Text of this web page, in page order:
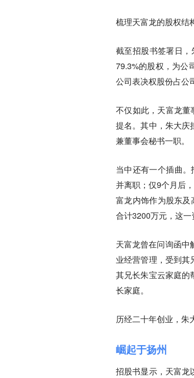
梳理天富龙的股权结
截至招股书签署日
79.3%的股权，为公
公司表决权股份占公
不仅如此，天富龙
提名。其中，朱大庆
兼董事会秘书一职。
当中还有一个插曲
并离职；仅9个月后
富龙内饰作为股东
合计3200万元，这一
天富龙曾在问询函中
业经营管理，受到
其兄长朱宝云家庭的
长家庭。
历经二十年创业，朱
崛起于扬州
招股书显示，天富龙